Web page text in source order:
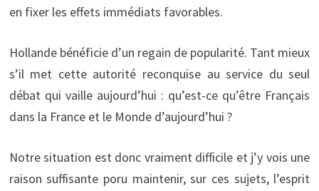
en fixer les effets immédiats favorables.
Hollande bénéficie d’un regain de popularité. Tant mieux
s’il met cette autorité reconquise au service du seul
débat qui vaille aujourd’hui : qu’est-ce qu’être Français
dans la France et le Monde d’aujourd’hui ?
Notre situation est donc vraiment difficile et j’y vois une
raison suffisante poru maintenir, sur ces sujets, l’esprit